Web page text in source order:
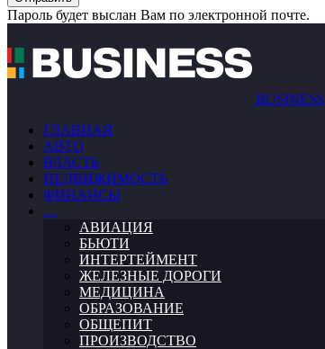
Пароль будет выслан Вам по электронной почте.
BUSINESS
ГЛАВНАЯ
АВТО
ВЛАСТЬ
НЕДВИЖИМОСТЬ
ФИНАНСЫ
…
АВИАЦИЯ
БЬЮТИ
ИНТЕРТЕЙМЕНТ
ЖЕЛЕЗНЫЕ ДОРОГИ
МЕДИЦИНА
ОБРАЗОВАНИЕ
ОБЩЕПИТ
ПРОИЗВОДСТВО